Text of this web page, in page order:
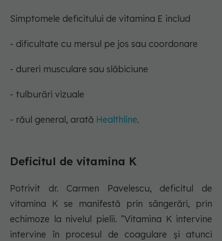
Simptomele deficitului de vitamina E includ
- dificultate cu mersul pe jos sau coordonare
- dureri musculare sau slăbiciune
- tulburări vizuale
- răul general, arată Healthline.
Deficitul de vitamina K
Potrivit dr. Carmen Pavelescu, deficitul de
vitamina K se manifestă prin sângerări, prin
echimoze la nivelul pielii. ”Vitamina K intervine
intervine în procesul de coagulare și atunci